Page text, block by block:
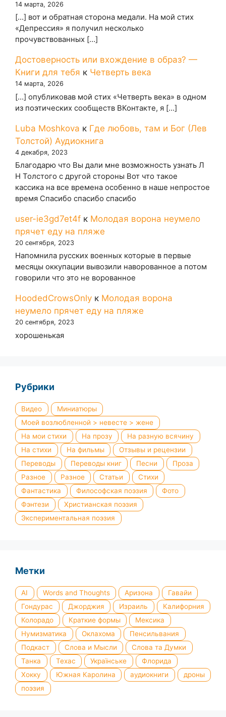
14 марта, 2026
[…] вот и обратная сторона медали. На мой стих
«Депрессия» я получил несколько
прочувствованных […]
Достоверность или вхождение в образ? —
Книги для тебя к Четверть века
14 марта, 2026
[…] опубликовав мой стих «Четверть века» в одном
из поэтических сообществ ВКонтакте, я […]
Luba Moshkova к Где любовь, там и Бог (Лев
Толстой) Аудиокнига
4 декабря, 2023
Благодарю что Вы дали мне возможность узнать Л
Н Толстого с другой стороны Вот что такое
кассика на все времена особенно в наше непростое
время Спасибо спасибо спасибо
user-ie3gd7et4f к Молодая ворона неумело
прячет еду на пляже
20 сентября, 2023
Напомнила русских военных которые в первые
месяцы оккупации вывозили наворованное а потом
говорили что это не ворованное
HoodedCrowsOnly к Молодая ворона
неумело прячет еду на пляже
20 сентября, 2023
хорошенькая
Рубрики
Видео
Миниатюры
Моей возлюбленной > невесте > жене
На мои стихи
На прозу
На разную всячину
На стихи
На фильмы
Отзывы и рецензии
Переводы
Переводы книг Песни
Проза
Разное
Разное Статьи
Стихи
Фантастика
Философская поэзия
Фото
Фэнтези
Христианская поэзия
Экспериментальная поэзия
Метки
AI Words and Thoughts Аризона
Гавайи
Гондурас
Джорджия Израиль
Калифорния
Колорадо
Краткие формы
Мексика
Нумизматика
Оклахома
Пенсильвания
Подкаст
Слова и Мысли
Слова та Думки
Танка
Техас Українське
Флорида
Хокку
Южная Каролина аудиокниги
дроны
поэзия